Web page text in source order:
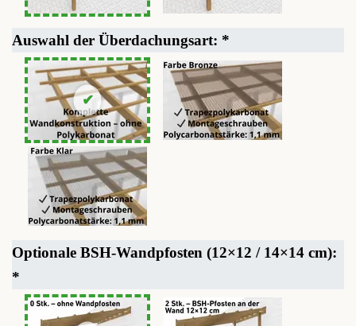
Auswahl der Überdachungsart: *
Optionale BSH-Wandpfosten (12×12 / 14×14 cm):
*